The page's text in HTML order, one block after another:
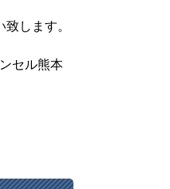
します。
セル熊本